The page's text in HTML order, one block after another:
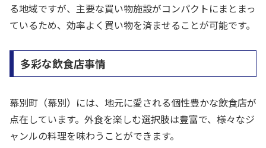
る地域ですが、主要な買い物施設がコンパクトにまとまっ
ているため、効率よく買い物を済ませることが可能です。
多彩な飲食店事情
幕別町（幕別）には、地元に愛される個性豊かな飲食店が
点在しています。外食を楽しむ選択肢は豊富で、様々なジ
ャンルの料理を味わうことができます。